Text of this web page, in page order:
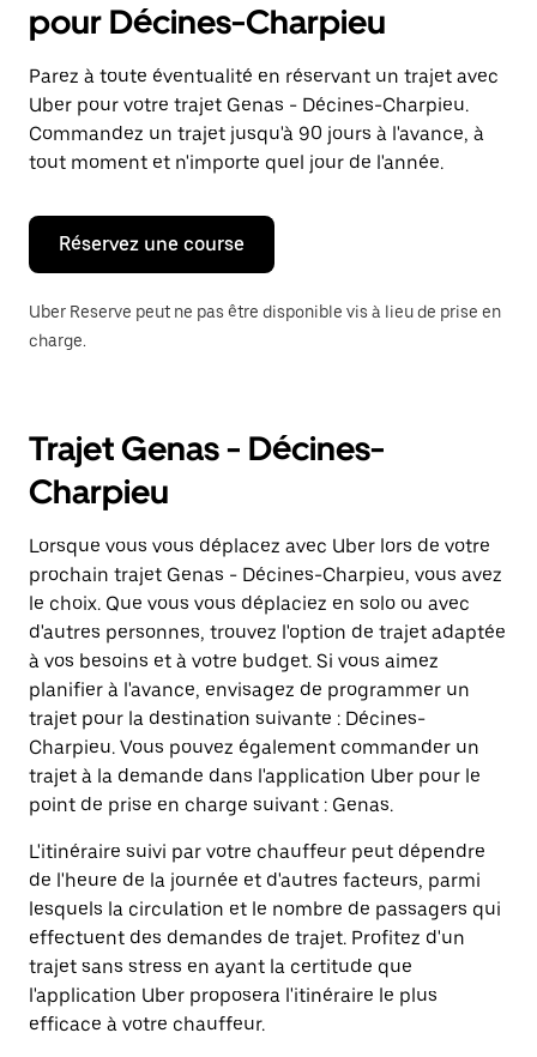
calendrier
et
sélectionner
une
date.
Appuyez
sur
la
Échap
pour
fermer
calendrier.
pour Décines-Charpieu
Parez à toute éventualité en réservant un trajet avec
Uber pour votre trajet Genas - Décines-Charpieu.
Commandez un trajet jusqu'à 90 jours à l'avance, à
tout moment et n'importe quel jour de l'année.
Réservez une course
Uber Reserve peut ne pas être disponible vis à lieu de prise en
charge.
Trajet Genas - Décines-
Charpieu
Lorsque vous vous déplacez avec Uber lors de votre
prochain trajet Genas - Décines-Charpieu, vous avez
le choix. Que vous vous déplaciez en solo ou avec
d'autres personnes, trouvez l'option de trajet adaptée
à vos besoins et à votre budget. Si vous aimez
planifier à l'avance, envisagez de programmer un
trajet pour la destination suivante : Décines-
Charpieu. Vous pouvez également commander un
trajet à la demande dans l'application Uber pour le
point de prise en charge suivant : Genas.
L'itinéraire suivi par votre chauffeur peut dépendre
de l'heure de la journée et d'autres facteurs, parmi
lesquels la circulation et le nombre de passagers qui
effectuent des demandes de trajet. Profitez d'un
trajet sans stress en ayant la certitude que
l'application Uber proposera l'itinéraire le plus
efficace à votre chauffeur.